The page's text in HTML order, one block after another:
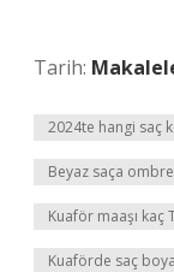
Tarih:
2024te hangi saç
Beyaz saça
Kuaför maaşı kaç
Kuaförde saç